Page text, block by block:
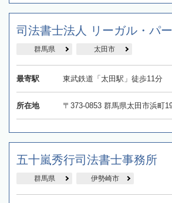
司法書士法人 リーガル・パ
群馬県 太田市
最寄駅 東武鉄道「太田駅」徒歩11分
所在地 〒373-0853 群馬県太田市浜町
五十嵐秀行司法書士事務所
群馬県 伊勢崎市